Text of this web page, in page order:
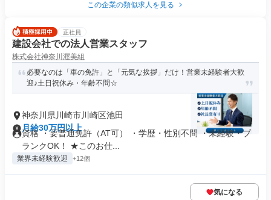
この企業の類似求人を見る
正社員
建設会社での法人営業スタッフ
株式会社神奈川渥美組
必要なのは「車の免許」と「元気な挨拶」だけ！営業未経験者大歓
迎♪土日祝休み・年齢不問☆
神奈川県川崎市川崎区池田
月給30万円以上
資格 ・要普通免許（AT可） ・学歴・性別不問 ・未経験・ブ
ランクOK！ ★このお仕...
業界未経験歓迎 +12個
気になる